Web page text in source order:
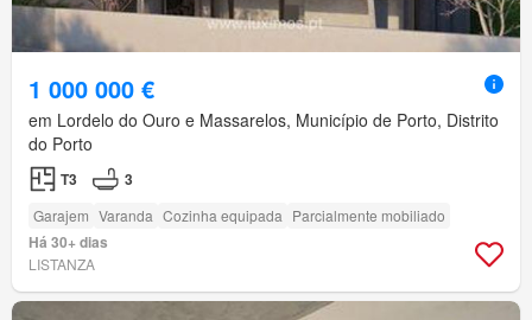
1 000 000 €
em Lordelo do Ouro e Massarelos, Município de Porto, Distrito
do Porto
T3 3
Garajem Varanda Cozinha equipada Parcialmente mobiliado
Há 30+ dias
LISTANZA